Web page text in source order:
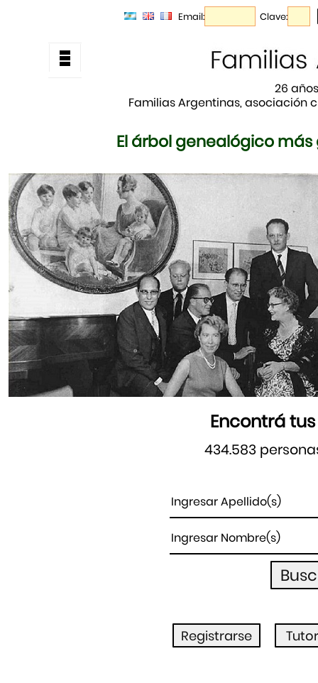
Email: Clave:
26
Familias Argentinas, asociación
El árbol genealógico
Encontrá
434.583